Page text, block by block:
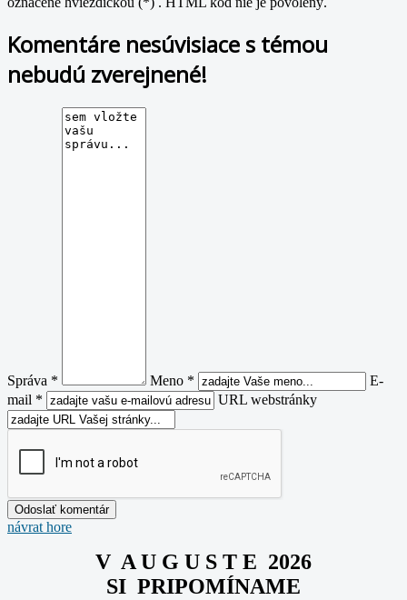
Komentáre nesúvisiace s témou
nebudú zverejnené!
Správa * Meno *
E-
mail *
URL webstránky
návrat hore
V A U G U S T E 2026
SI PRIPOMÍNAME